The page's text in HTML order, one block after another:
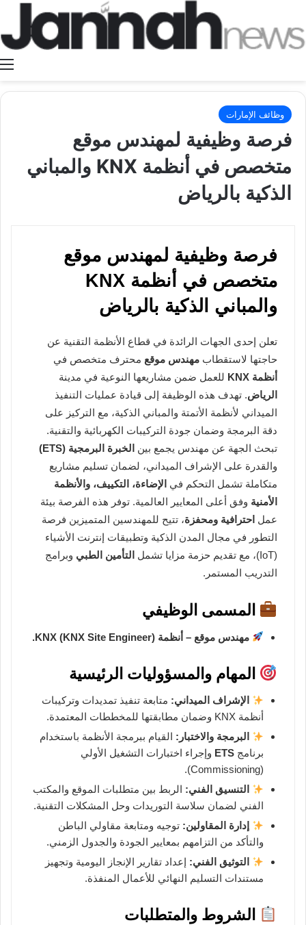
وظائف الإمارات
فرصة وظيفية لمهندس موقع
متخصص في أنظمة KNX والمباني
الذكية بالرياض
فرصة وظيفية لمهندس موقع
متخصص في أنظمة KNX
والمباني الذكية بالرياض
تعلن إحدى الجهات الرائدة في قطاع الأنظمة التقنية عن
حاجتها لاستقطاب مهندس موقع محترف متخصص في
أنظمة KNX
للعمل ضمن مشاريعها النوعية في مدينة
الرياض. تهدف هذه الوظيفة إلى قيادة عمليات التنفيذ
الميداني لأنظمة الأتمتة والمباني الذكية، مع التركيز على
دقة البرمجة وضمان جودة التركيبات الكهربائية والتقنية.
تبحث الجهة عن مهندس يجمع بين الخبرة البرمجية (ETS)
والقدرة على الإشراف الميداني، لضمان تسليم مشاريع
متكاملة تشمل التحكم في الإضاءة، التكييف، والأنظمة
الأمنية وفق أعلى المعايير العالمية. توفر هذه الفرصة بيئة
عمل احترافية ومحفزة، تتيح للمهندسين المتميزين فرصة
التطور في مجال المدن الذكية وتطبيقات إنترنت الأشياء
(IoT)، مع تقديم حزمة مزايا تشمل
التأمين الطبي وبرامج
التدريب المستمر.
المسمى الوظيفي
مهندس موقع – أنظمة KNX (KNX Site Engineer).
المهام والمسؤوليات الرئيسية
الإشراف الميداني: متابعة تنفيذ تمديدات وتركيبات
أنظمة KNX وضمان مطابقتها للمخططات المعتمدة.
البرمجة والاختبار: القيام ببرمجة الأنظمة باستخدام
برنامج ETS وإجراء اختبارات التشغيل الأولي
(Commissioning).
التنسيق الفني: الربط بين متطلبات الموقع والمكتب
الفني لضمان سلاسة التوريدات وحل المشكلات التقنية.
إدارة المقاولين: توجيه ومتابعة مقاولي الباطن
والتأكد من التزامهم بمعايير الجودة والجدول الزمني.
التوثيق الفني: إعداد تقارير الإنجاز اليومية وتجهيز
مستندات التسليم النهائي للأعمال المنفذة.
الشروط والمتطلبات